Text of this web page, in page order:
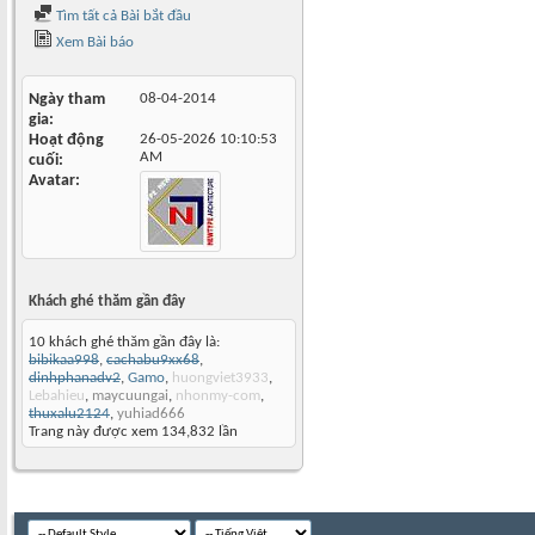
Tìm tất cả Bài bắt đầu
Xem Bài báo
Ngày tham
gia
08-04-2014
Hoạt động
cuối
26-05-2026 10:10:53
AM
Avatar
Khách ghé thăm gần đây
10 khách ghé thăm gần đây là:
bibikaa998, cachabu9xx68,
dinhphanadv2, Gamo, huongviet3933,
Lebahieu, maycuungai, nhonmy-com,
thuxalu2124, yuhiad666
Trang này được xem 134,832 lần